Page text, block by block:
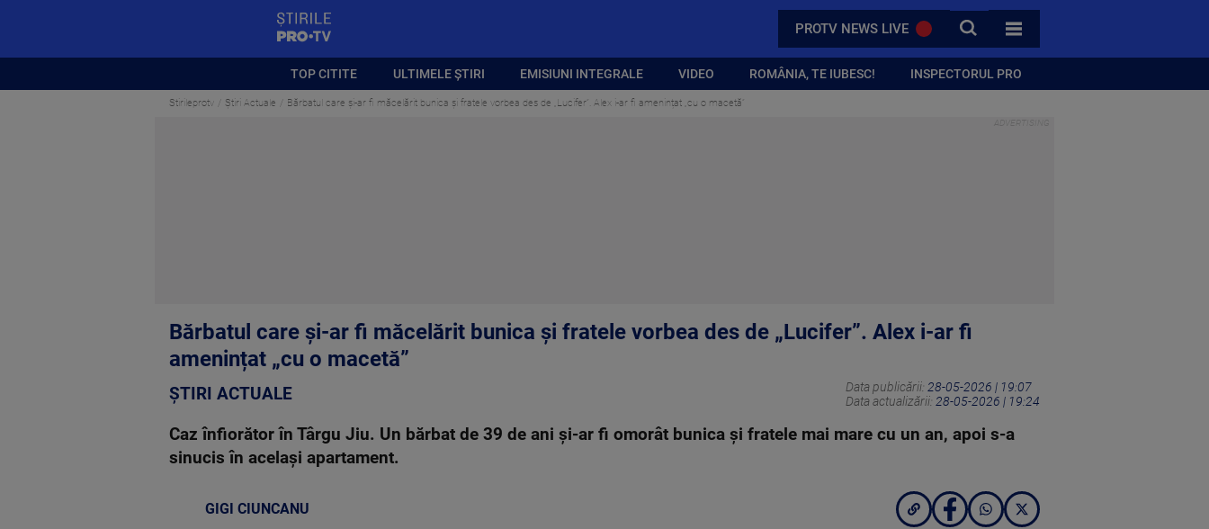
PROTV NEWS LIVE CAUTA
TOATE CATEGORIILE
TOP CITITE ULTIMELE ȘTIRI EMISIUNI INTEGRALE VIDEO ROMÂNIA, TE IUBESC! INSPECTORUL PRO
Stirileprotv Știri Actuale Bărbatul care și-ar fi măcelărit bunica și fratele vorbea des de „Lucifer”. Alex i-ar fi amenințat „cu o macetă”
Bărbatul care și-ar fi măcelărit bunica și fratele vorbea des de „Lucifer”. Alex i-ar fi
amenințat „cu o macetă”
ȘTIRI ACTUALE Data publicării: 28-05-2026 | 19:07
Data actualizării: 28-05-2026 | 19:24
Caz înfiorător în Târgu Jiu. Un bărbat de 39 de ani și-ar fi omorât bunica și fratele mai mare cu un an, apoi s-a
sinucis în același apartament.
GIGI CIUNCANU